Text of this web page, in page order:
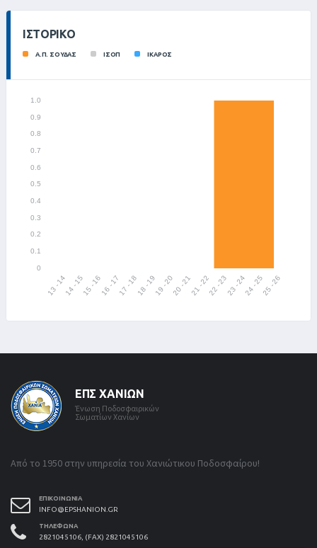
ΙΣΤΟΡΙΚΌ
Α.Π. ΣΟΥΔΑΣ ΙΣΟΠ ΙΚΑΡΟΣ
ΕΠΣ ΧΑΝΊΩΝ
Ένωση Ποδοσφαιρικών
Σωματίων Χανίων
Από το 1950 στην υπηρεσία του Χανιώτικου Ποδοσφαίρου!
ΕΠΙΚΟΙΝΩΝΊΑ
INFO@EPSHANION.GR
ΤΗΛΈΦΩΝΑ
2821045106, (FAX) 2821045106